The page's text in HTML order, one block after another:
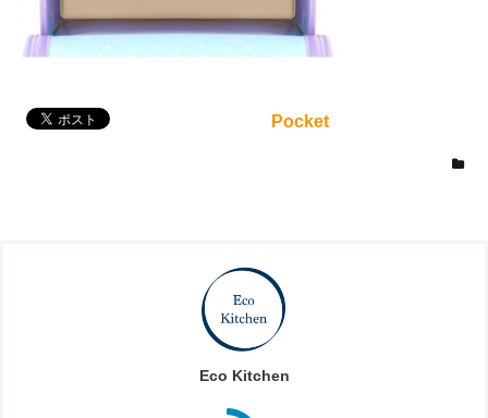
Pocket
Eco Kitchen